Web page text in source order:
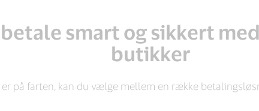
smart og sikkert
butikker
er på farten, kan du vælge mellem en række